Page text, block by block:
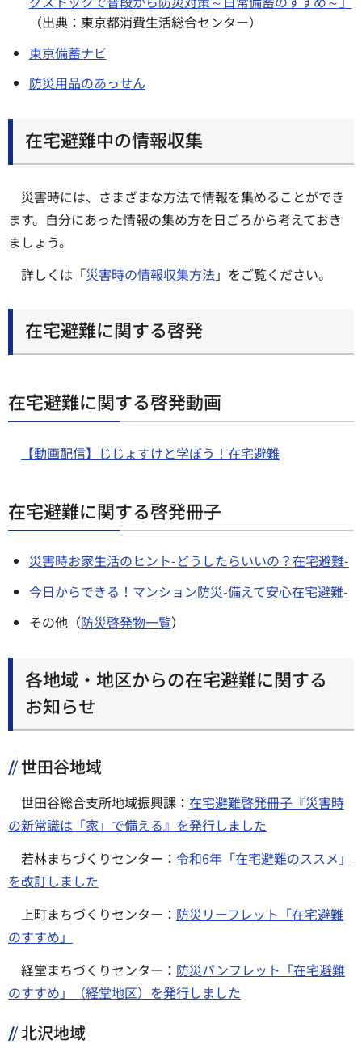
（出典：東京都消費生活総合センター）
東京備蓄ナビ
防災用品のあっせん
在宅避難中の情報収集
災害時には、さまざまな方法で情報を集めることができ
ます。自分にあった情報の集め方を日ごろから考えておき
ましょう。
詳しくは「災害時の情報収集方法」をご覧ください。
在宅避難に関する啓発
在宅避難に関する啓発動画
【動画配信】じじょすけと学ぼう！在宅避難
在宅避難に関する啓発冊子
災害時お家生活のヒント-どうしたらいいの？在宅避難-
今日からできる！マンション防災-備えて安心在宅避難-
その他（防災啓発物一覧）
各地域・地区からの在宅避難に関する
お知らせ
世田谷地域
世田谷総合支所地域振興課： 在宅避難啓発冊子『災害時
の新常識は「家」で備える』を発行しました
若林まちづくりセンター： 令和6年「在宅避難のススメ」
を改訂しました
上町まちづくりセンター： 防災リーフレット「在宅避難
のすすめ」
経堂まちづくりセンター： 防災パンフレット「在宅避難
のすすめ」（経堂地区）を発行しました
北沢地域